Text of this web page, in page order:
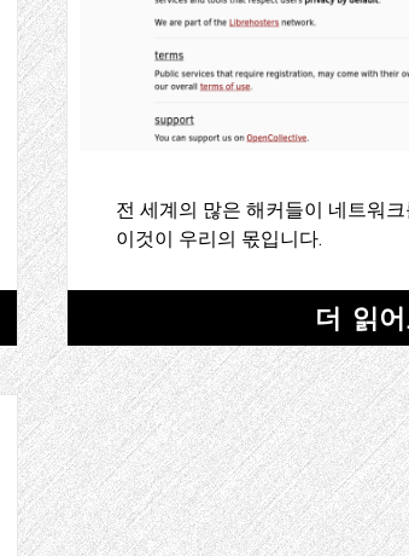
전 세계의 많은 해커들이 네트워
이것이 우리의 몫입니다.
더 읽